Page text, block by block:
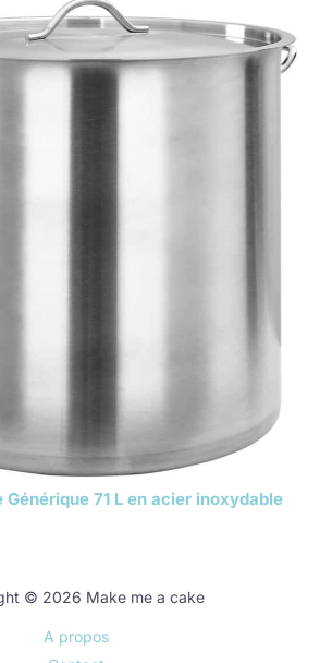
71 L en acier inoxydable
© 2026 Make me a cake
A propos